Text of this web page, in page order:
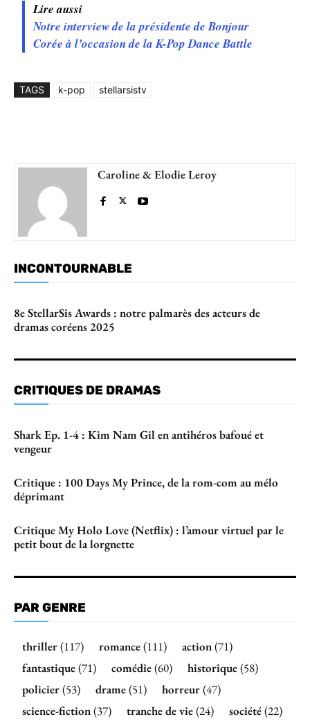
Lire aussi
Notre interview de la présidente de Bonjour
Corée à l’occasion de la K-Pop Dance Battle
TAGS k-pop stellarsistv
Caroline & Elodie Leroy
INCONTOURNABLE
8e StellarSis Awards : notre palmarès des acteurs de
dramas coréens 2025
CRITIQUES DE DRAMAS
Shark Ep. 1-4 : Kim Nam Gil en antihéros bafoué et
vengeur
Critique : 100 Days My Prince, de la rom-com au mélo
déprimant
Critique My Holo Love (Netflix) : l’amour virtuel par le
petit bout de la lorgnette
PAR GENRE
thriller(117) romance(111) action(71)
fantastique(71) comédie(60) historique(58)
policier(53) drame(51) horreur(47)
science-fiction(37) tranche de vie(24) société(22)